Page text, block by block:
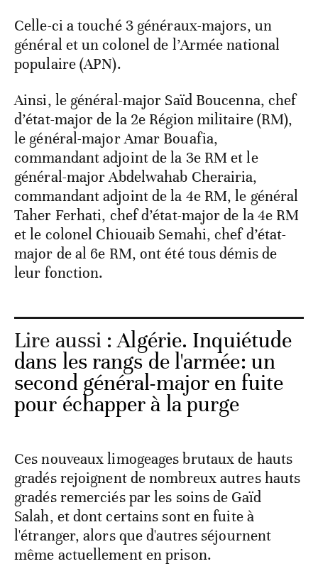
Celle-ci a touché 3 généraux-majors, un
général et un colonel de l’Armée national
populaire (APN).
Ainsi, le général-major Saïd Boucenna, chef
d’état-major de la 2e Région militaire (RM),
le général-major Amar Bouafia,
commandant adjoint de la 3e RM et le
général-major Abdelwahab Cherairia,
commandant adjoint de la 4e RM, le général
Taher Ferhati, chef d’état-major de la 4e RM
et le colonel Chiouaib Semahi, chef d’état-
major de al 6e RM, ont été tous démis de
leur fonction.
Lire aussi :Algérie. Inquiétude
dans les rangs de l'armée: un
second général-major en fuite
pour échapper à la purge
Ces nouveaux limogeages brutaux de hauts
gradés rejoignent de nombreux autres hauts
gradés remerciés par les soins de Gaïd
Salah, et dont certains sont en fuite à
l'étranger, alors que d'autres séjournent
même actuellement en prison.